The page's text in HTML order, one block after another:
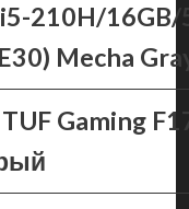
210H/16GB/
Mecha
Gaming